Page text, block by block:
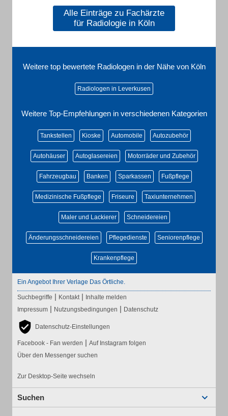
Alle Einträge zu Fachärzte
für Radiologie in Köln
Weitere top bewertete Radiologen in der Nähe von Köln
Radiologen in Leverkusen
Weitere Top-Empfehlungen in verschiedenen Kategorien
Tankstellen Kioske Automobile Autozubehör
Autohäuser Autoglasereien Motorräder und Zubehör
Fahrzeugbau Banken Sparkassen Fußpflege
Medizinische Fußpflege Friseure Taxiunternehmen
Maler und Lackierer Schneidereien
Änderungsschneidereien Pflegedienste Seniorenpflege
Krankenpflege
Ein Angebot Ihrer Verlage Das Örtliche.
Suchbegriffe | Kontakt | Inhalte melden
Impressum | Nutzungsbedingungen | Datenschutz
Datenschutz-Einstellungen
Facebook - Fan werden | Auf Instagram folgen
Über den Messenger suchen
Zur Desktop-Seite wechseln
Suchen